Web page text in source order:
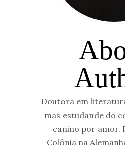
Doutora em
mas estudande do
canino por amor.
Colônia na